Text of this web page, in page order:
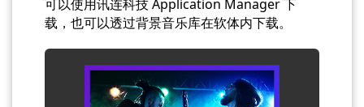
可以使用讯连科技 Application Manager 下
载，也可以透过背景音乐库在软体内下载。